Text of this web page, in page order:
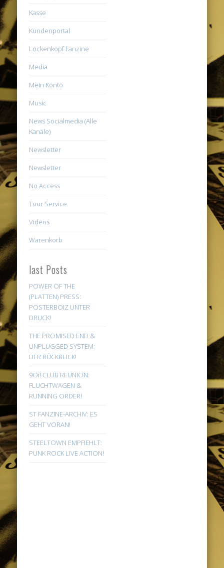
Kasse
Kundenportal
Lockenkopf Fanzine
Media
Mein Konto
Music
News Socialmedia (Alle
Kanäle)
Newsletter
Newsletter
No Access
Tour Service
Videos
Warenkorb
last Posts
POWER OF THE
(PLATTEN) PRESS:
POSTERBOIZ UNTER
DRUCK!
THE PROMISED END &
UNPLUGGED SYSTEM:
DER RÜCKBLICK!
9Oi! CLUB REUNION:
FLUCHTWAGEN &
RUNNING ORDER!
ST FANZINE-ARCHIV: ES
GEHT VORAN!
STEELTOWN EMPFIEHLT:
PUNK ROCK LIVE ACTION!